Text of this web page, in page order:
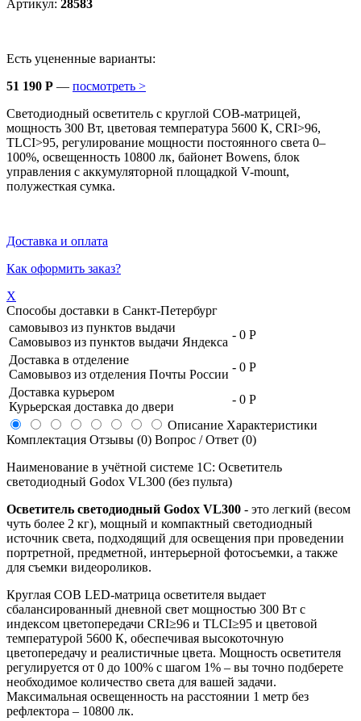
Артикул: 28583
Есть уцененные варианты:
51 190 Р — посмотреть >
Светодиодный осветитель с круглой COB-матрицей,
мощность 300 Вт, цветовая температура 5600 К, CRI>96,
TLCI>95, регулирование мощности постоянного света 0–
100%, освещенность 10800 лк, байонет Bowens, блок
управления с аккумуляторной площадкой V-mount,
полужесткая сумка.
Доставка и оплата
Как оформить заказ?
X
Способы доставки в Санкт-Петербург
самовывоз из пунктов выдачи
Самовывоз из пунктов выдачи Яндекса
- 0 Р
Доставка в отделение
Самовывоз из отделения Почты России
- 0 Р
Доставка курьером
Курьерская доставка до двери
- 0 Р
Описание Характеристики
Комплектация Отзывы (0) Вопрос / Ответ (0)
Наименование в учётной системе 1С: Осветитель
светодиодный Godox VL300 (без пульта)
Осветитель светодиодный Godox VL300 - это легкий (весом
чуть более 2 кг), мощный и компактный светодиодный
источник света, подходящий для освещения при проведении
портретной, предметной, интерьерной фотосъемки, а также
для съемки видеороликов.
Круглая COB LED-матрица осветителя выдает
сбалансированный дневной свет мощностью 300 Вт с
индексом цветопередачи CRI≥96 и TLCI≥95 и цветовой
температурой 5600 К, обеспечивая высокоточную
цветопередачу и реалистичные цвета. Мощность осветителя
регулируется от 0 до 100% с шагом 1% – вы точно подберете
необходимое количество света для вашей задачи.
Максимальная освещенность на расстоянии 1 метр без
рефлектора – 10800 лк.